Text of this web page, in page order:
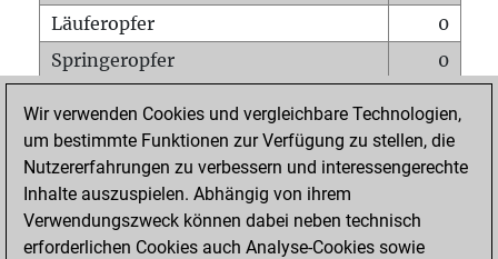
Läuferopfer
0
Springeropfer
0
Matt auf vollem Brett
0
Bauer setzt Matt
0
Erstickte Matts
Unterverwandlungen
Wir verwenden Cookies und vergleichbare Technologien,
um bestimmte Funktionen zur Verfügung zu stellen, die
Nutzererfahrungen zu verbessern und interessengerechte
Inhalte auszuspielen. Abhängig von ihrem
Verwendungszweck können dabei neben technisch
erforderlichen Cookies auch Analyse-Cookies sowie